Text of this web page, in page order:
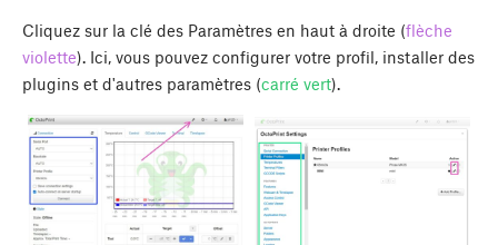
Cliquez sur la clé des Paramètres en haut à droite (flèche
violette). Ici, vous pouvez configurer votre profil, installer des
plugins et d'autres paramètres (carré vert).